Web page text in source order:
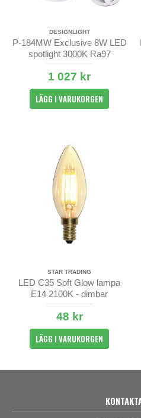
DESIGNLIGHT
P-184MW Exclusive 8W LED
spotlight 3000K Ra97
1 027 kr
LÄGG I VARUKORGEN
STAR TRADING
LED C35 Soft Glow lampa
E14 2100K - dimbar
48 kr
LÄGG I VARUKORGEN